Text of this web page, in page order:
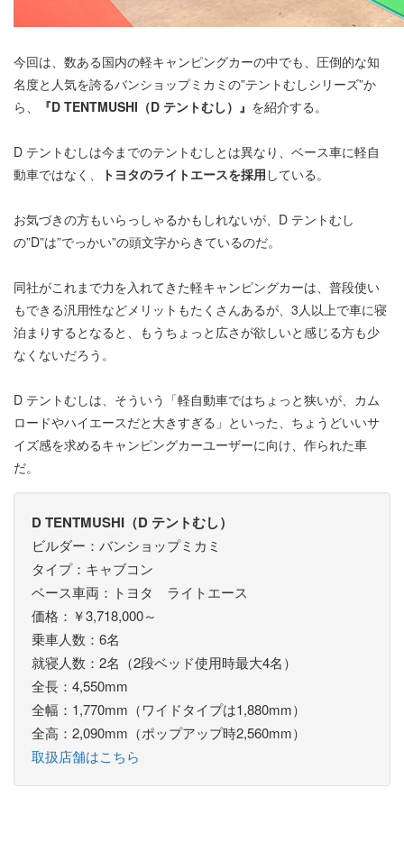
今回は、数ある国内の軽キャンピングカーの中でも、圧倒的な知
名度と人気を誇るバンショップミカミの”テントむしシリーズ”か
ら、
『D TENTMUSHI（D テントむし）』 を紹介する。
D テントむしは今までのテントむしとは異なり、ベース車に軽自
動車ではなく、
トヨタのライトエースを採用 している。
お気づきの方もいらっしゃるかもしれないが、D テントむし
の”D”は”でっかい”の頭文字からきているのだ。
同社がこれまで力を入れてきた軽キャンピングカーは、普段使い
もできる汎用性などメリットもたくさんあるが、3人以上で車に寝
泊まりするとなると、もうちょっと広さが欲しいと感じる方も少
なくないだろう。
D テントむしは、そういう「軽自動車ではちょっと狭いが、カム
ロードやハイエースだと大きすぎる」といった、ちょうどいいサ
イズ感を求めるキャンピングカーユーザーに向け、作られた車
だ。
D TENTMUSHI（D テントむし）
ビルダー：バンショップミカミ
タイプ：キャブコン
ベース車両：トヨタ ライトエース
価格：￥3,718,000～
乗車人数：6名
就寝人数：2名（2段ベッド使用時最大4名）
全長：4,550mm
全幅：1,770mm（ワイドタイプは1,880mm）
全高：2,090mm（ポップアップ時2,560mm）
取扱店舗はこちら